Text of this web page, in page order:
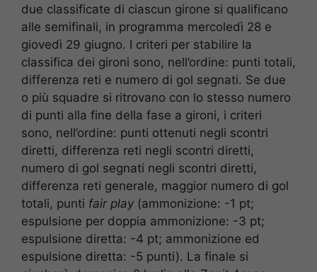
due classificate di ciascun girone si qualificano
alle semifinali, in programma mercoledì 28 e
giovedì 29 giugno. I criteri per stabilire la
classifica dei gironi sono, nell’ordine: punti totali,
differenza reti e numero di gol segnati. Se due
o più squadre si ritrovano con lo stesso numero
di punti alla fine della fase a gironi, i criteri
sono, nell’ordine: punti ottenuti negli scontri
diretti, differenza reti negli scontri diretti,
numero di gol segnati negli scontri diretti,
differenza reti generale, maggior numero di gol
totali, punti fair play (ammonizione: -1 pt;
espulsione per doppia ammonizione: -3 pt;
espulsione diretta: -4 pt; ammonizione ed
espulsione diretta: -5 punti). La finale si